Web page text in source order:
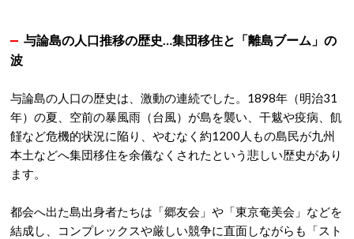
与論島の人口推移の歴史…集団移住と「離島ブーム」の
波
与論島の人口の歴史は、激動の連続でした。1898年（明治31
年）の夏、空前の暴風雨（台風）が島を襲い、干魃や疫病、飢
饉など危機的状況に陥り、やむなく約1200人もの島民が九州
本土などへ集団移住を余儀なくされたという悲しい歴史があり
ます。
都会へ出た島出身者たちは「郷友会」や「東京奄美会」などを
結成し、コンプレックスや厳しい競争に直面しながらも「スト